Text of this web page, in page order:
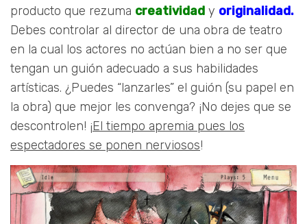
producto que rezuma creatividad y originalidad.
Debes controlar al director de una obra de teatro
en la cual los actores no actúan bien a no ser que
tengan un guión adecuado a sus habilidades
artísticas. ¿Puedes “lanzarles” el guión (su papel en
la obra) que mejor les convenga? ¡No dejes que se
descontrolen! ¡El tiempo apremia pues los
espectadores se ponen nerviosos!